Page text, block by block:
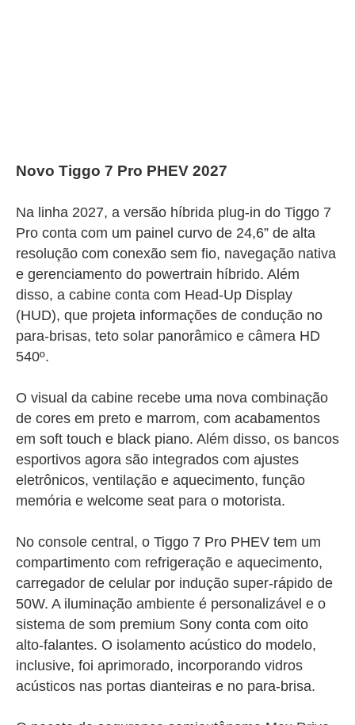
Novo Tiggo 7 Pro PHEV 2027
Na linha 2027, a versão híbrida plug-in do Tiggo 7
Pro conta com um painel curvo de 24,6” de alta
resolução com conexão sem fio, navegação nativa
e gerenciamento do powertrain híbrido. Além
disso, a cabine conta com Head-Up Display
(HUD), que projeta informações de condução no
para-brisas, teto solar panorâmico e câmera HD
540º.
O visual da cabine recebe uma nova combinação
de cores em preto e marrom, com acabamentos
em soft touch e black piano. Além disso, os bancos
esportivos agora são integrados com ajustes
eletrônicos, ventilação e aquecimento, função
memória e welcome seat para o motorista.
No console central, o Tiggo 7 Pro PHEV tem um
compartimento com refrigeração e aquecimento,
carregador de celular por indução super-rápido de
50W. A iluminação ambiente é personalizável e o
sistema de som premium Sony conta com oito
alto-falantes. O isolamento acústico do modelo,
inclusive, foi aprimorado, incorporando vidros
acústicos nas portas dianteiras e no para-brisa.